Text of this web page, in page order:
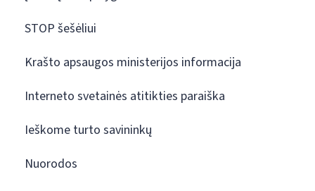
STOP šešėliui
Krašto apsaugos ministerijos informacija
Interneto svetainės atitikties paraiška
Ieškome turto savininkų
Nuorodos